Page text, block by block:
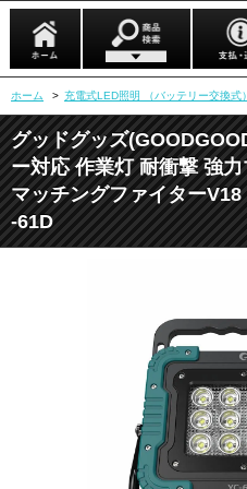
ホーム > 充電式LED照明 （バッテリー交換式
グッドグッズ
ー対応 作業灯 耐衝撃 強
マッチングファイター
-61D